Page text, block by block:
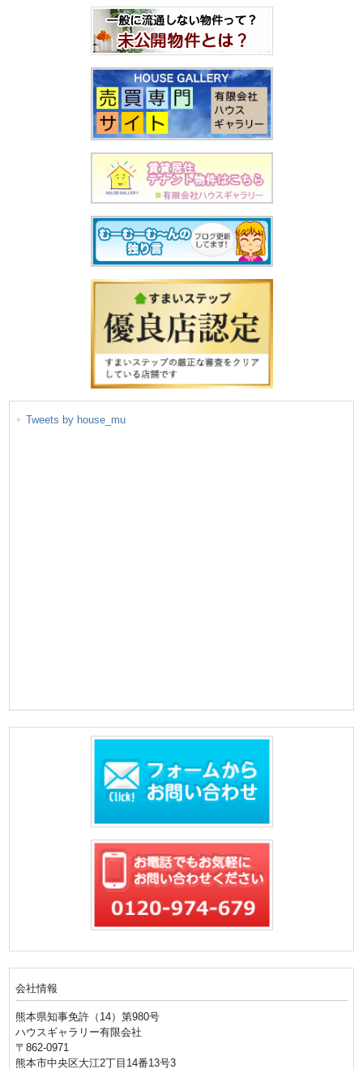
Tweets by house_mu
会社情報
熊本県知事免許（14）第980号
ハウスギャラリー有限会社
〒862-0971
熊本市中央区大江2丁目14番13号3